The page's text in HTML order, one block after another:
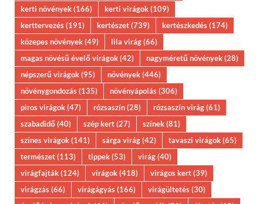
kerti növények(166) kerti virágok(109)
kerttervezés(191) kertészet(739) kertészkedés(174)
közepes növények(49) lila virág(66)
magas növésű évelő virágok(42) nagyméretű növények(28)
népszerű virágok(95) növények(446)
növénygondozás(135) növényápolás(306)
piros virágok(47) rózsaszín(28) rózsaszín virág(61)
szabadidő(40) szép kert(27) színek(81)
színes virágok(141) sárga virág(42) tavaszi virágok(65)
természet(113) tippek(53) virág(40)
virágfajták(124) virágok(418) virágos kert(39)
virágzás(66) virágágyás(166) virágültetés(30)